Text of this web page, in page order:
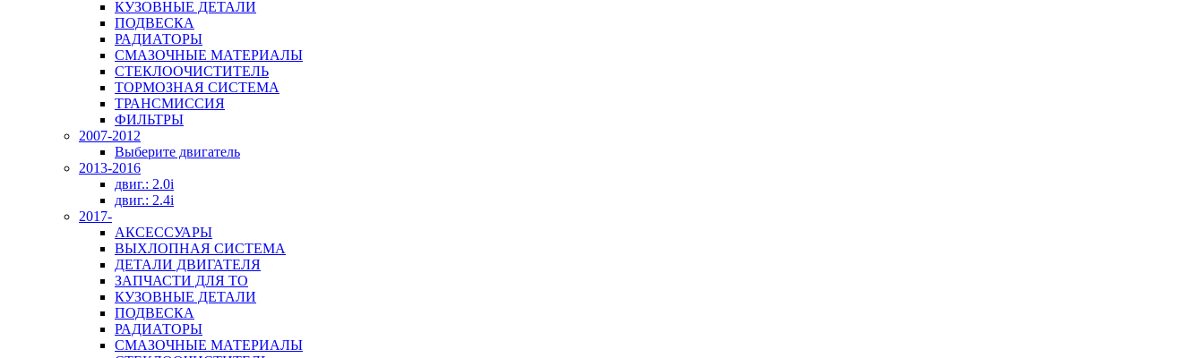
КУЗОВНЫЕ ДЕТАЛИ
ПОДВЕСКА
РАДИАТОРЫ
СМАЗОЧНЫЕ МАТЕРИАЛЫ
СТЕКЛООЧИСТИТЕЛЬ
ТОРМОЗНАЯ СИСТЕМА
ТРАНСМИССИЯ
ФИЛЬТРЫ
2007-2012
Выберите двигатель
2013-2016
двиг.: 2.0i
двиг.: 2.4i
2017-
АКСЕССУАРЫ
ВЫХЛОПНАЯ СИСТЕМА
ДЕТАЛИ ДВИГАТЕЛЯ
ЗАПЧАСТИ ДЛЯ ТО
КУЗОВНЫЕ ДЕТАЛИ
ПОДВЕСКА
РАДИАТОРЫ
СМАЗОЧНЫЕ МАТЕРИАЛЫ